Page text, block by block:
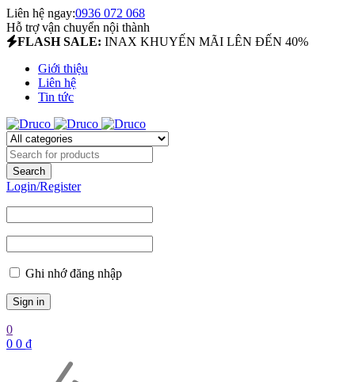
Liên hệ ngay:0936 072 068
Hỗ trợ vận chuyển nội thành
FLASH SALE: INAX KHUYẾN MÃI LÊN ĐẾN 40%
Giới thiệu
Liên hệ
Tin tức
Login/Register
Ghi nhớ đăng nhập
0
0 0 ₫